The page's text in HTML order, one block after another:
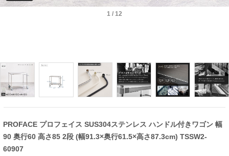
1 / 12
PROFACE プロフェイス SUS304ステンレス ハンドル付きワゴン 幅
90 奥行60 高さ85 2段 (幅91.3×奥行61.5×高さ87.3cm) TSSW2-
60907